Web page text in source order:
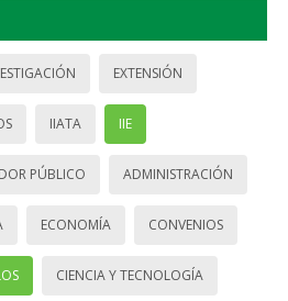
EXTENSIÓN
IIATA IIE
PÚBLICO ADMINISTRACIÓN
ECONOMÍA CONVENIOS
CIENCIA Y TECNOLOGÍA